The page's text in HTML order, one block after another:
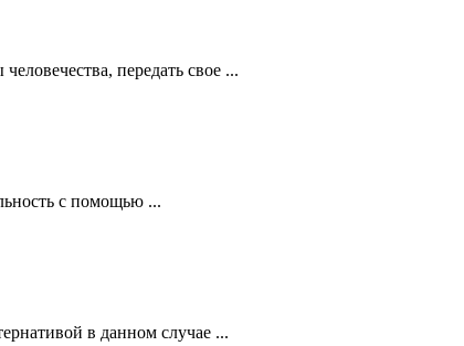
передать свое ...
с помощью ...
в данном случае ...